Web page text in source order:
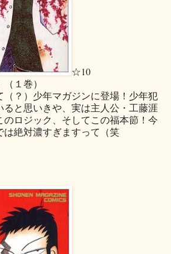
☆10
（１巻）
？）少年マガジンに登場！少年犯
と思いきや、実は主人公・工藤涯
のロジック、そしてこの福本節！今
絶対濃すぎますって（笑